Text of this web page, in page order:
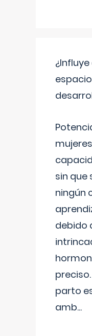
sin que
ningún
debido
parto
amb...